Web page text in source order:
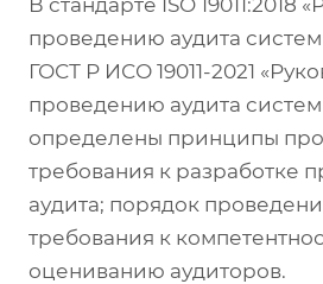
В стандарте ISO 19011:2018
проведению аудита
ГОСТ Р ИСО 19011-2021
проведению аудита
определены принципы
требования к разработке
аудита; порядок
требования к
оцениванию аудиторов.